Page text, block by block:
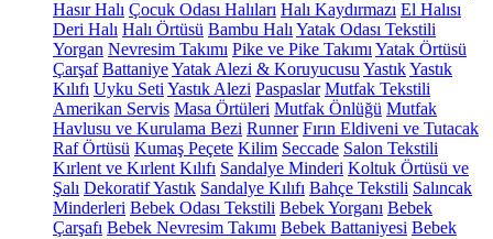
Hasır Halı Çocuk Odası Halıları Halı Kaydırmazı El Halısı
Deri Halı Halı Örtüsü Bambu Halı Yatak Odası Tekstili
Yorgan Nevresim Takımı Pike ve Pike Takımı Yatak Örtüsü
Çarşaf BattaniyeYatak Alezi & Koruyucusu YastıkYastık
Kılıfı Uyku Seti Yastık Alezi Paspaslar Mutfak Tekstili
Amerikan Servis Masa Örtüleri Mutfak Önlüğü Mutfak
Havlusu ve Kurulama Bezi Runner Fırın Eldiveni ve Tutacak
Raf Örtüsü Kumaş Peçete Kilim Seccade Salon Tekstili
Kırlent ve Kırlent Kılıfı Sandalye Minderi Koltuk Örtüsü ve
Şalı Dekoratif Yastık Sandalye Kılıfı Bahçe Tekstili Salıncak
Minderleri Bebek Odası Tekstili Bebek Yorganı Bebek
Çarşafı Bebek Nevresim Takımı Bebek Battaniyesi Bebek